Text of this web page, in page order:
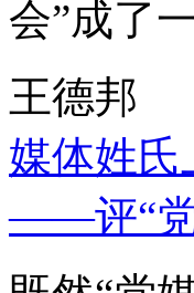
会”成了
王德邦
媒体姓氏
——评“党